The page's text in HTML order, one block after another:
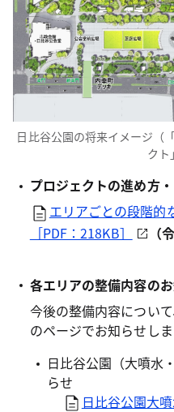
日比谷公園の将来イメージ（
クト
プロジェクトの進め方
エリアごとの段階的
［PDF：218KB］
（
各エリアの整備内容の
今後の整備内容につい
のページでお知らせしま
日比谷公園（大噴水
らせ
日比谷公園大